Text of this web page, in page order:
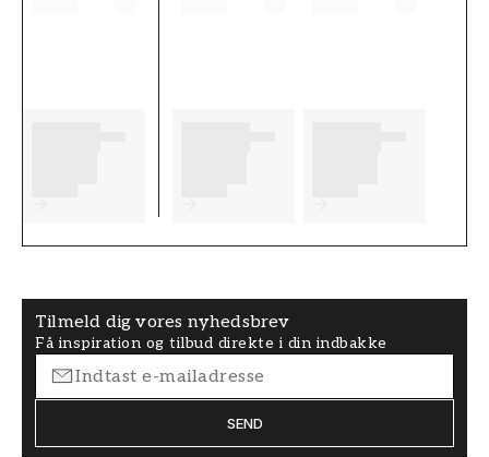
Tilmeld dig vores nyhedsbrev
Få inspiration og tilbud direkte i din indbakke
SEND